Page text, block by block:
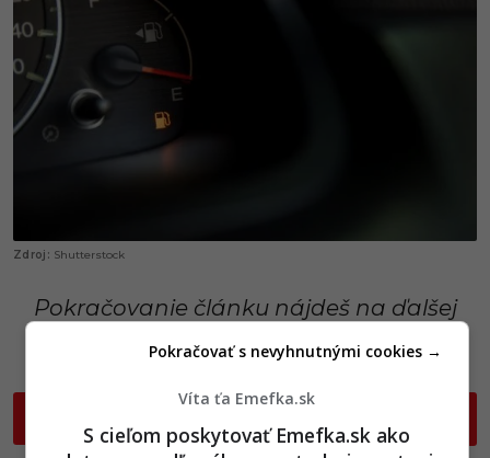
Shutterstock
Pokračovanie článku nájdeš na ďalšej
strane
o
Víta ťa Emefka.sk
S cieľom poskytovať Emefka.sk ako
Pokračovať s nevyhnutnými cookies →